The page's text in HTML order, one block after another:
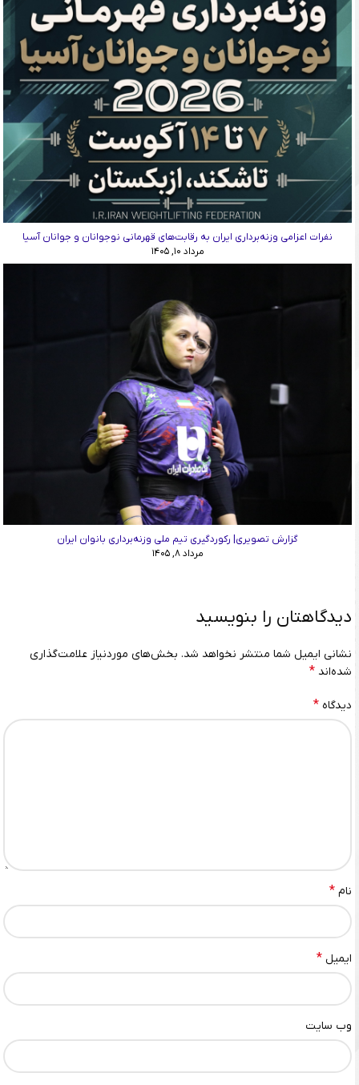
نفرات اعزامی وزنه‌برداری ایران به رقابت‌های قهرمانی نوجوانان و جوانان آسیا
مرداد ۱۰, ۱۴۰۵
گزارش تصویری| رکوردگیری تیم ملی وزنه‌برداری بانوان ایران
مرداد ۸, ۱۴۰۵
دیدگاهتان را بنویسید
نشانی ایمیل شما منتشر نخواهد شد. بخش‌های موردنیاز علامت‌گذاری
شده‌اند *
دیدگاه *
نام *
ایمیل *
وب‌ سایت